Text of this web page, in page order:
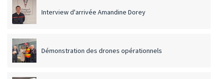
Interview d'arrivée Amandine Dorey
Démonstration des drones opérationnels